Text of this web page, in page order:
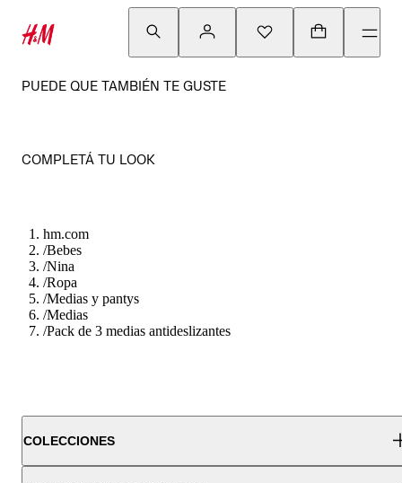
PUEDE QUE TAMBIÉN TE GUSTE
COMPLETÁ TU LOOK
hm.com
/Bebes
/Nina
/Ropa
/Medias y pantys
/Medias
/Pack de 3 medias antideslizantes
COLECCIONES